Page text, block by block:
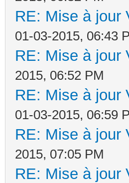
RE: Mise à jour
01-03-2015, 06:43
RE: Mise à jour
2015, 06:52 PM
RE: Mise à jour
01-03-2015, 06:59
RE: Mise à jour
2015, 07:05 PM
RE: Mise à jour